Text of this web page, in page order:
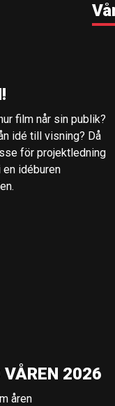
film når sin publik?
idé till visning? Då
för projektledning
idéburen
VÅREN 2026
åren